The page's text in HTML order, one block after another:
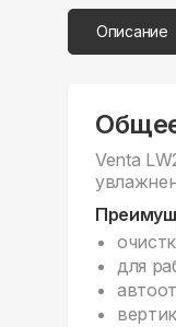
Описание
Venta
для